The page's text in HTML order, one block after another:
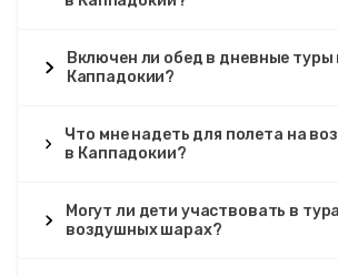
Включен ли обед в дневные туры
Каппадокии?
Что мне надеть для полета на
в Каппадокии?
Могут ли дети участвовать в
воздушных шарах?